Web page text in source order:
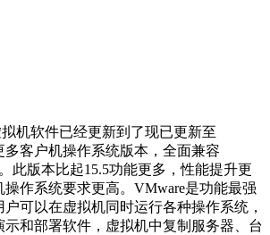
机软件已经更新到了现已更新至
多客户机操作系统版本，全面兼容
此版本比起15.5功能更多，性能提升更
作系统要求更高。VMware是功能最强
可以在虚拟机同时运行各种操作系统，
和部署软件，虚拟机中复制服务器、台